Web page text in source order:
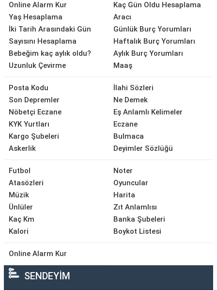
Online Alarm Kur
Yaş Hesaplama
İki Tarih Arasındaki Gün
Sayısını Hesaplama
Bebeğim kaç aylık oldu?
Uzunluk Çevirme
Kaç Gün Oldu Hesaplama
Aracı
Günlük Burç Yorumları
Haftalık Burç Yorumları
Aylık Burç Yorumları
Maaş
Posta Kodu
Son Depremler
Nöbetçi Eczane
KYK Yurtları
Kargo Şubeleri
Askerlik
İlahi Sözleri
Ne Demek
Eş Anlamlı Kelimeler
Eczane
Bulmaca
Deyimler Sözlüğü
Futbol
Atasözleri
Müzik
Ünlüler
Kaç Km
Kalori
Noter
Oyuncular
Harita
Zıt Anlamlısı
Banka Şubeleri
Boykot Listesi
Online Alarm Kur
SENDEYİM